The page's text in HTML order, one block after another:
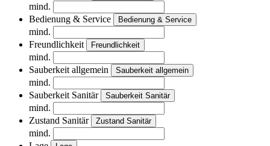
mind.
Bedienung & Service
Bedienung & Service
mind.
Freundlichkeit
Freundlichkeit
mind.
Sauberkeit allgemein
Sauberkeit allgemein
mind.
Sauberkeit Sanitär
Sauberkeit Sanitär
mind.
Zustand Sanitär
Zustand Sanitär
mind.